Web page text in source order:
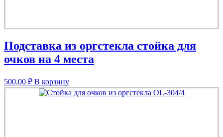
Подставка из оргстекла стойка для
очков на 4 места
500,00 ₽ В корзину